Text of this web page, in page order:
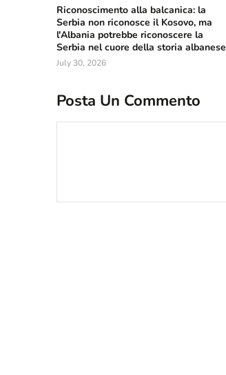
Riconoscimento alla balcanica: la
Serbia non riconosce il Kosovo, ma
l'Albania potrebbe riconoscere la
Serbia nel cuore della storia albanese
July 30, 2026
Posta Un Commento